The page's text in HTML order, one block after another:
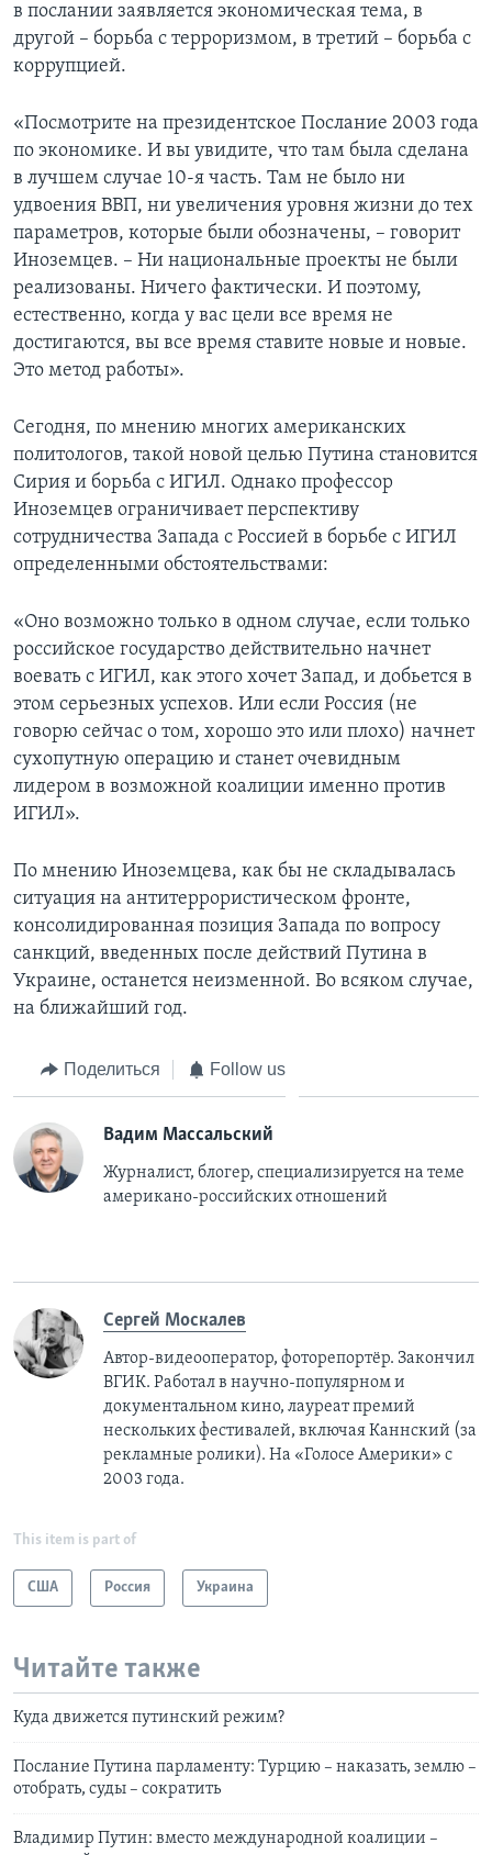
в послании заявляется экономическая тема, в
другой – борьба с терроризмом, в третий – борьба с
коррупцией.
«Посмотрите на президентское Послание 2003 года
по экономике. И вы увидите, что там была сделана
в лучшем случае 10-я часть. Там не было ни
удвоения ВВП, ни увеличения уровня жизни до тех
параметров, которые были обозначены, – говорит
Иноземцев. – Ни национальные проекты не были
реализованы. Ничего фактически. И поэтому,
естественно, когда у вас цели все время не
достигаются, вы все время ставите новые и новые.
Это метод работы».
Сегодня, по мнению многих американских
политологов, такой новой целью Путина становится
Сирия и борьба с ИГИЛ. Однако профессор
Иноземцев ограничивает перспективу
сотрудничества Запада с Россией в борьбе с ИГИЛ
определенными обстоятельствами:
«Оно возможно только в одном случае, если только
российское государство действительно начнет
воевать с ИГИЛ, как этого хочет Запад, и добьется в
этом серьезных успехов. Или если Россия (не
говорю сейчас о том, хорошо это или плохо) начнет
сухопутную операцию и станет очевидным
лидером в возможной коалиции именно против
ИГИЛ».
По мнению Иноземцева, как бы не складывалась
ситуация на антитеррористическом фронте,
консолидированная позиция Запада по вопросу
санкций, введенных после действий Путина в
Украине, останется неизменной. Во всяком случае,
на ближайший год.
Поделиться Follow us
Вадим Массальский
Журналист, блогер, специализируется на теме
американо-российских отношений
Сергей Москалев
Автор-видеооператор, фоторепортёр. Закончил
ВГИК. Работал в научно-популярном и
документальном кино, лауреат премий
нескольких фестивалей, включая Каннский (за
рекламные ролики). На «Голосе Америки» с
2003 года.
This item is part of
США Россия Украина
Читайте также
Куда движется путинский режим?
Послание Путина парламенту: Турцию – наказать, землю –
отобрать, суды – сократить
Владимир Путин: вместо международной коалиции –